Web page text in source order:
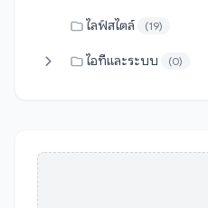
ไลฟ์สไตล์ (19)
ไอทีและระบบ (0)